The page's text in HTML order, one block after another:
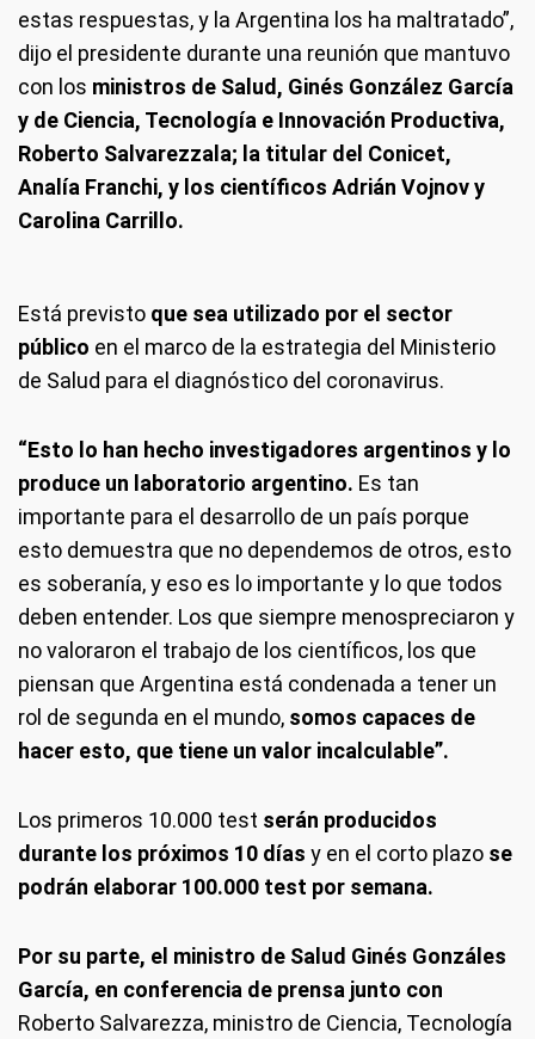
estas respuestas, y la Argentina los ha maltratado”,
dijo el presidente durante una reunión que mantuvo
con los ministros de Salud, Ginés González García
y de Ciencia, Tecnología e Innovación Productiva,
Roberto Salvarezzala; la titular del Conicet,
Analía Franchi, y los científicos Adrián Vojnov y
Carolina Carrillo.
Está previsto que sea utilizado por el sector
público en el marco de la estrategia del Ministerio
de Salud para el diagnóstico del coronavirus.
“Esto lo han hecho investigadores argentinos y lo
produce un laboratorio argentino. Es tan
importante para el desarrollo de un país porque
esto demuestra que no dependemos de otros, esto
es soberanía, y eso es lo importante y lo que todos
deben entender. Los que siempre menospreciaron y
no valoraron el trabajo de los científicos, los que
piensan que Argentina está condenada a tener un
rol de segunda en el mundo, somos capaces de
hacer esto, que tiene un valor incalculable”.
Los primeros 10.000 test serán producidos
durante los próximos 10 días y en el corto plazo se
podrán elaborar 100.000 test por semana.
Por su parte, el ministro de Salud Ginés Gonzáles
García, en conferencia de prensa junto con
Roberto Salvarezza, ministro de Ciencia, Tecnología